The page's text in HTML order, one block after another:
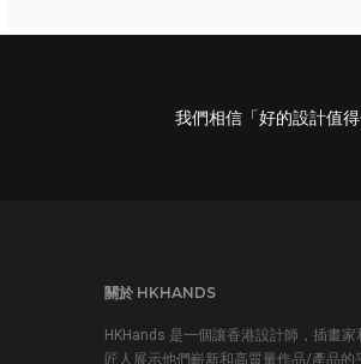
我們相信「好的設計值得
關於 HKHANDS
HKHands 是一個讓香港設計師，插畫家
匠人展示他們嶄新和高質量作品/產品的